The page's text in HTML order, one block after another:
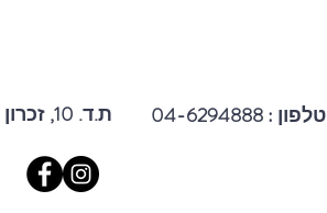
3095001 ת.ד. 10, זכרון יעקב טלפון : 04-6294888